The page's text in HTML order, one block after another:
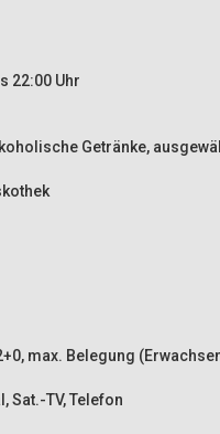
22:00 Uhr
Getränke,
max. Belegung
Sat.-TV, Telefon